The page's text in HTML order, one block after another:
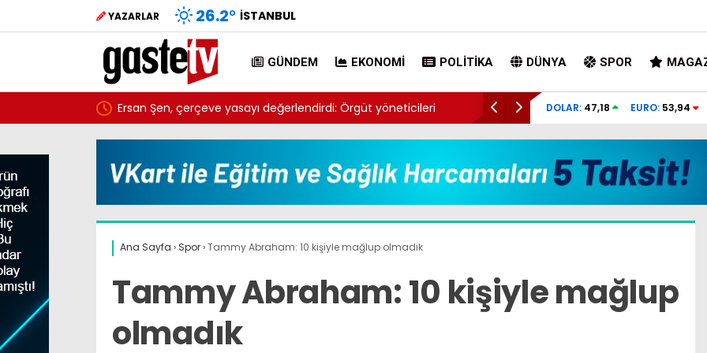
YAZARLAR 26.2° İSTANBUL
GÜNDEM EKONOMI POLITIKA DÜNYA SPOR
Ersan Şen, çerçeve yasayı değerlendirdi: Örgüt yöneticileri
kapsam dışı
Kılıçdaroğlu’dan Yeni Parti’ye tablolu
arınıp…
DOLAR: 47,18 EURO: 53,94
Ana Sayfa › Spor›Tammy Abraham: 10 kişiyle mağlup olmadık
Tammy Abraham: 10 kişiyle mağlup
olmadık